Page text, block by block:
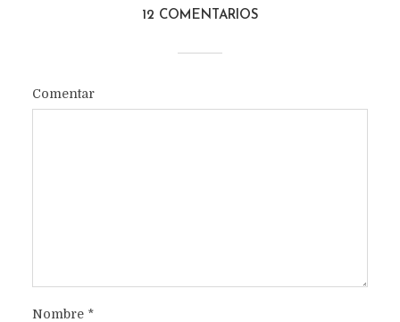
12 COMENTARIOS
Comentar
Nombre *